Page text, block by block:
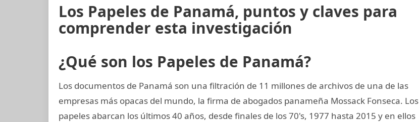
Los Papeles de Panamá, puntos y claves para
comprender esta investigación
¿Qué son los Papeles de Panamá?
Los documentos de Panamá son una filtración de 11 millones de archivos de una de las
empresas más opacas del mundo, la firma de abogados panameña Mossack Fonseca. Los
papeles abarcan los últimos 40 años, desde finales de los 70's, 1977 hasta 2015 y en ellos